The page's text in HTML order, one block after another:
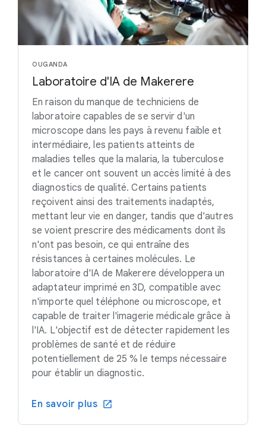
OUGANDA
Laboratoire d'IA de Makerere
En raison du manque de techniciens de
laboratoire capables de se servir d'un
microscope dans les pays à revenu faible et
intermédiaire, les patients atteints de
maladies telles que la malaria, la tuberculose
et le cancer ont souvent un accès limité à des
diagnostics de qualité. Certains patients
reçoivent ainsi des traitements inadaptés,
mettant leur vie en danger, tandis que d'autres
se voient prescrire des médicaments dont ils
n'ont pas besoin, ce qui entraîne des
résistances à certaines molécules. Le
laboratoire d'IA de Makerere développera un
adaptateur imprimé en 3D, compatible avec
n'importe quel téléphone ou microscope, et
capable de traiter l'imagerie médicale grâce à
l'IA. L'objectif est de détecter rapidement les
problèmes de santé et de réduire
potentiellement de 25 % le temps nécessaire
pour établir un diagnostic.
En savoir plus